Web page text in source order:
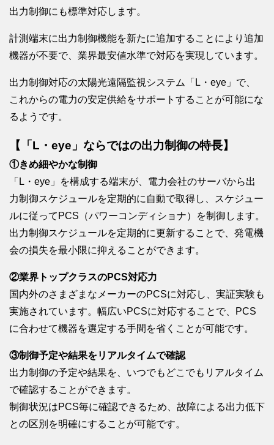
出力制御にも標準対応します。
計測端末に出力制御機能を新たに追加することにより追加
機器が不要で、業界最安値水準で対応を実現しています。
出力制御対応の太陽光遠隔監視システム「L・eye」で、
これからの電力の安定供給をサポートすることが可能にな
るようです。
【「L・eye」ならではの出力制御の特長】
①きめ細やかな制御
「L・eye」を構成する端末が、電力会社のサーバから出
力制御スケジュールを定期的に自動で取得し、スケジュー
ルに従ってPCS（パワーコンディショナ）を制御します。
出力制御スケジュールを定期的に更新することで、発電機
会の損失を最小限に抑えることができます。
②業界トップクラスのPCS対応力
国内外のさまざまなメーカーのPCSに対応し、実証実験も
実施されています。幅広いPCSに対応することで、PCS
に合わせて機器を選定する手間を省くことが可能です。
③制御予定や結果をリアルタイムで確認
出力制御の予定や結果を、いつでもどこでもリアルタイム
で確認することができます。
制御状況はPCS毎に確認できるため、故障による出力低下
との区別を明確にすることが可能です。